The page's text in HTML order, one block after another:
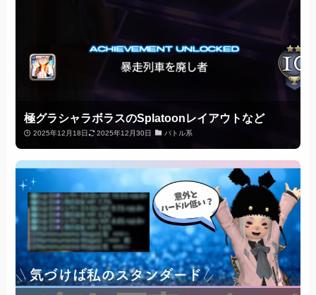
極グラシャラボラスのSplatoonレイアウトなど
2025年12月18日 2025年12月30日 バトル系